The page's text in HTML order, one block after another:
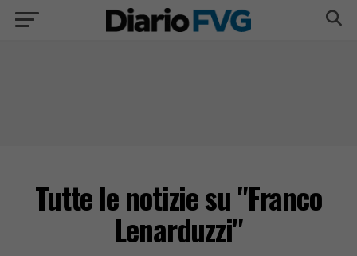
Tutte le notizie su "Franco
Lenarduzzi"